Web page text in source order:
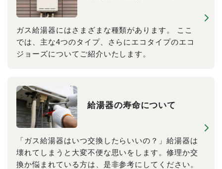
ガス給湯器にはさまざまな種類があります。 ここ
では、主な4つのタイプ、さらにエコタイプのエコ
ジョーズについてご紹介いたします。
給湯器の​寿命に​ついて
「ガス給湯器はいつ交換したらいいの？」給湯器は
壊れてしまうと大変不便な思いをします。修理か交
換か悩まれている方は、是非参考にしてください。